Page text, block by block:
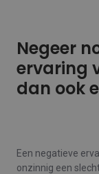
Negeer
ervaring
dan ook
Een negatieve
onzinnig een